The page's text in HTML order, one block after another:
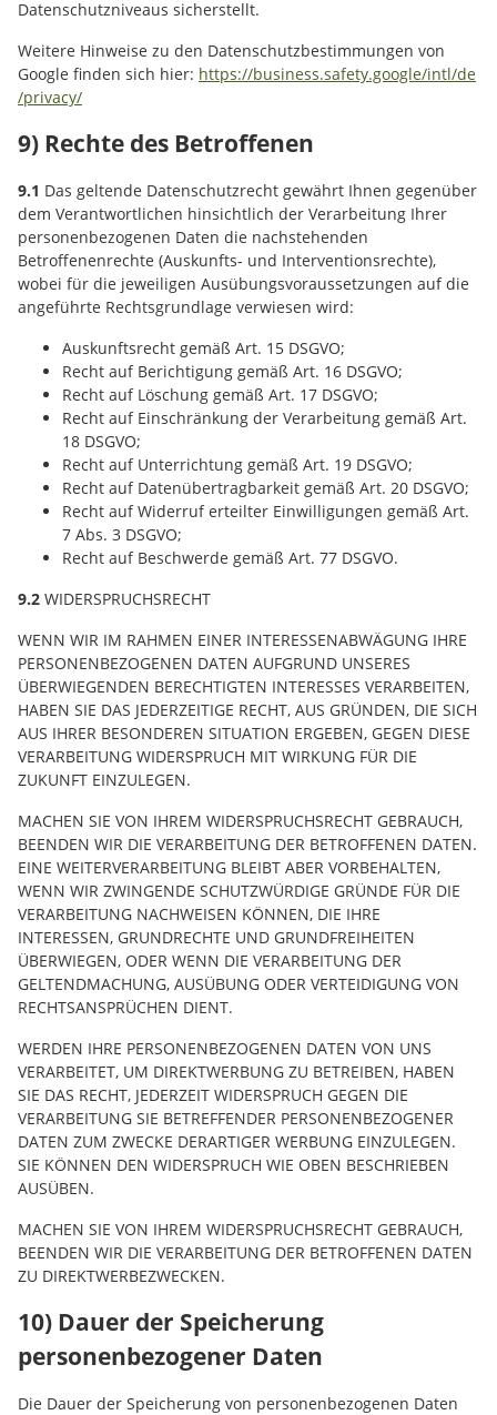
Datenschutzniveaus sicherstellt.
Weitere Hinweise zu den Datenschutzbestimmungen von
Google finden sich hier: https://business.safety.google/intl/de
/privacy/
9) Rechte des Betroffenen
9.1 Das geltende Datenschutzrecht gewährt Ihnen gegenüber
dem Verantwortlichen hinsichtlich der Verarbeitung Ihrer
personenbezogenen Daten die nachstehenden
Betroffenenrechte (Auskunfts- und Interventionsrechte),
wobei für die jeweiligen Ausübungsvoraussetzungen auf die
angeführte Rechtsgrundlage verwiesen wird:
Auskunftsrecht gemäß Art. 15 DSGVO;
Recht auf Berichtigung gemäß Art. 16 DSGVO;
Recht auf Löschung gemäß Art. 17 DSGVO;
Recht auf Einschränkung der Verarbeitung gemäß Art.
18 DSGVO;
Recht auf Unterrichtung gemäß Art. 19 DSGVO;
Recht auf Datenübertragbarkeit gemäß Art. 20 DSGVO;
Recht auf Widerruf erteilter Einwilligungen gemäß Art.
7 Abs. 3 DSGVO;
Recht auf Beschwerde gemäß Art. 77 DSGVO.
9.2 WIDERSPRUCHSRECHT
WENN WIR IM RAHMEN EINER INTERESSENABWÄGUNG IHRE
PERSONENBEZOGENEN DATEN AUFGRUND UNSERES
ÜBERWIEGENDEN BERECHTIGTEN INTERESSES VERARBEITEN,
HABEN SIE DAS JEDERZEITIGE RECHT, AUS GRÜNDEN, DIE SICH
AUS IHRER BESONDEREN SITUATION ERGEBEN, GEGEN DIESE
VERARBEITUNG WIDERSPRUCH MIT WIRKUNG FÜR DIE
ZUKUNFT EINZULEGEN.
MACHEN SIE VON IHREM WIDERSPRUCHSRECHT GEBRAUCH,
BEENDEN WIR DIE VERARBEITUNG DER BETROFFENEN DATEN.
EINE WEITERVERARBEITUNG BLEIBT ABER VORBEHALTEN,
WENN WIR ZWINGENDE SCHUTZWÜRDIGE GRÜNDE FÜR DIE
VERARBEITUNG NACHWEISEN KÖNNEN, DIE IHRE
INTERESSEN, GRUNDRECHTE UND GRUNDFREIHEITEN
ÜBERWIEGEN, ODER WENN DIE VERARBEITUNG DER
GELTENDMACHUNG, AUSÜBUNG ODER VERTEIDIGUNG VON
RECHTSANSPRÜCHEN DIENT.
WERDEN IHRE PERSONENBEZOGENEN DATEN VON UNS
VERARBEITET, UM DIREKTWERBUNG ZU BETREIBEN, HABEN
SIE DAS RECHT, JEDERZEIT WIDERSPRUCH GEGEN DIE
VERARBEITUNG SIE BETREFFENDER PERSONENBEZOGENER
DATEN ZUM ZWECKE DERARTIGER WERBUNG EINZULEGEN.
SIE KÖNNEN DEN WIDERSPRUCH WIE OBEN BESCHRIEBEN
AUSÜBEN.
MACHEN SIE VON IHREM WIDERSPRUCHSRECHT GEBRAUCH,
BEENDEN WIR DIE VERARBEITUNG DER BETROFFENEN DATEN
ZU DIREKTWERBEZWECKEN.
10) Dauer der Speicherung
personenbezogener Daten
Die Dauer der Speicherung von personenbezogenen Daten